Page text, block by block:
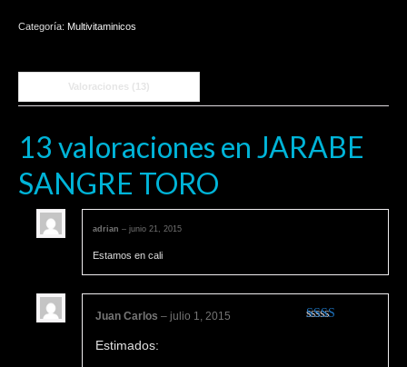
Categoría: Multivitaminicos
Valoraciones (13)
13 valoraciones en JARABE
SANGRE TORO
adrian – junio 21, 2015
Estamos en cali
Juan Carlos – julio 1, 2015
Estimados: